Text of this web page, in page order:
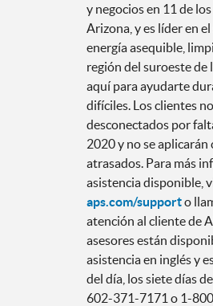
y negocios en 11 de
Arizona, y es líder en
energía asequible,
región del suroeste de
aquí para ayudarte
difíciles. Los clientes
desconectados por
2020 y no se aplicarán
atrasados. Para más
asistencia disponible,
aps.com/supporto
atención al cliente de
asesores están
asistencia en inglés y
del día, los siete días
602-371-7171 o 1-